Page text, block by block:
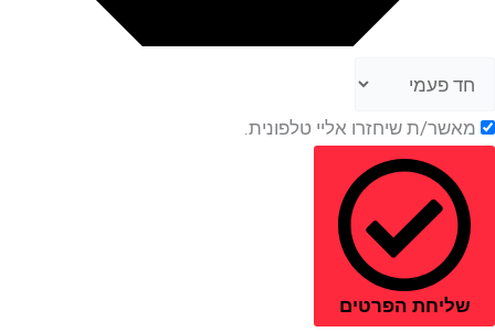
ת שיחזרו אליי טלפונית.
הפרטים